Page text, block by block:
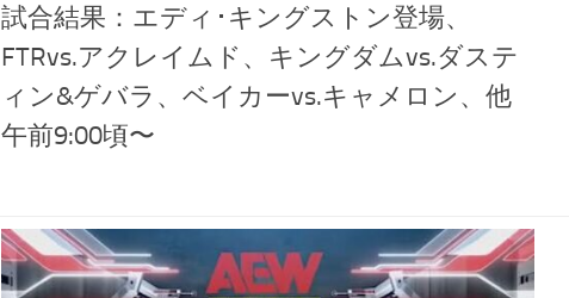
試合結果：エディ･キングストン登場、
FTRvs.アクレイムド、キングダムvs.ダステ
ィン&ゲバラ、ベイカーvs.キャメロン、他
午前9:00頃〜